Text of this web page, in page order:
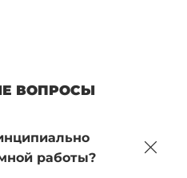
ВОПРОСЫ
работы?